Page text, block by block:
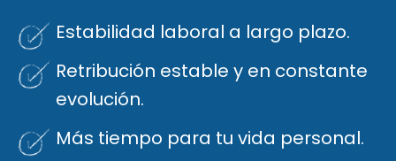
Estabilidad laboral a largo plazo.
Retribución estable y en constante
evolución.
Más tiempo para tu vida personal.